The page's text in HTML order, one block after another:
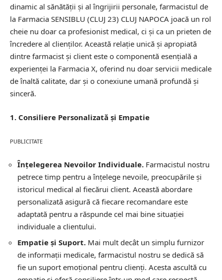
dinamic al sănătății și al îngrijirii personale, farmacistul de
la Farmacia SENSIBLU (CLUJ 23) CLUJ NAPOCA joacă un rol
cheie nu doar ca profesionist medical, ci și ca un prieten de
încredere al clienților. Această relație unică și apropiată
dintre farmacist și client este o componentă esențială a
experienței la Farmacia X, oferind nu doar servicii medicale
de înaltă calitate, dar și o conexiune umană profundă și
sinceră.
1. Consiliere Personalizată și Empatie
PUBLICITATE
Înțelegerea Nevoilor Individuale. Farmacistul nostru
petrece timp pentru a înțelege nevoile, preocupările și
istoricul medical al fiecărui client. Această abordare
personalizată asigură că fiecare recomandare este
adaptată pentru a răspunde cel mai bine situației
individuale a clientului.
Empatie și Suport. Mai mult decât un simplu furnizor
de informații medicale, farmacistul nostru se dedică să
fie un suport emoțional pentru clienți. Acesta ascultă cu